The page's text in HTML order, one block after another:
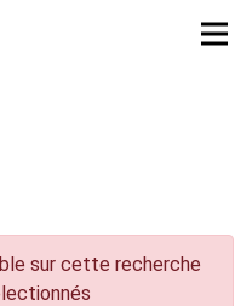
sur cette recherche